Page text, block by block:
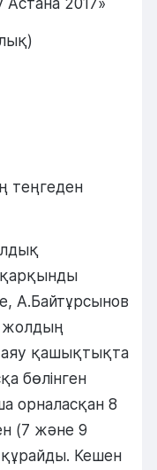
теңгеден
А.Байтұрсынов
жолдың
қашықтықта
бөлінген
орналасқан 8
(7 және 9
Кешен